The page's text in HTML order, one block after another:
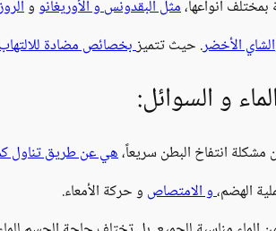
أنواعها،مثل البقدونسو الأوريغانوو
الشاي الأخضر. حيث تتميزبخصائص مضادة
و السوائل:
انتفاخ البطن سريعاً،هي عن طريق تناول
الهضم،و الامتصاص و حركة الأمعاء.